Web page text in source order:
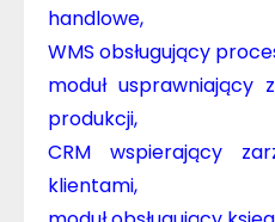
handlowe,
WMS obsługujący
moduł usprawniający
produkcji,
CRM wspierający
klientami,